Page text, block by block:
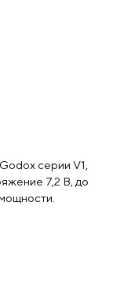
серии V1,
7,2 В, до